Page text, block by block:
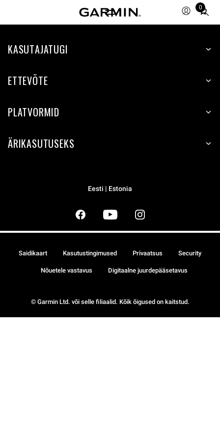
0
Total
items
cart:
KASUTAJATUGI
ETTEVÕTE
PLATVORMID
ÄRIKASUTUSEKS
Eesti | Estonia
© Garmin Ltd. või selle filiaalid. Kõik õigused on kaitstud.
Saidikaart Kasutustingimused Privaatsus Security
Nõuetele vastavus Digitaalne juurdepääsetavus